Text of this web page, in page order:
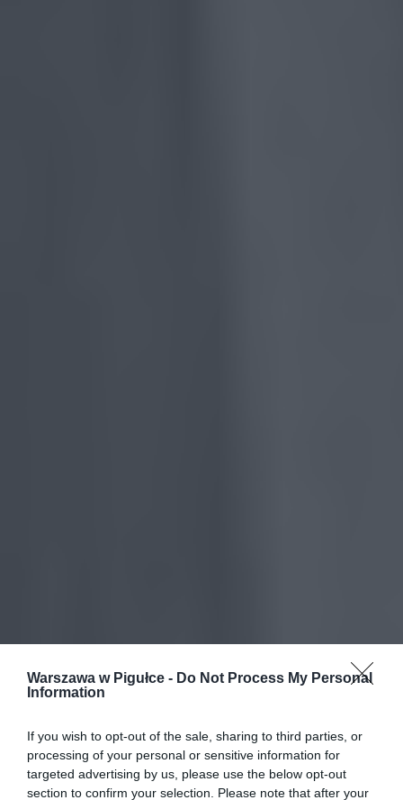
Warszawa w Pigułce - Do Not Process My Personal
Information
If you wish to opt-out of the sale, sharing to third parties, or
processing of your personal or sensitive information for
targeted advertising by us, please use the below opt-out
section to confirm your selection. Please note that after your